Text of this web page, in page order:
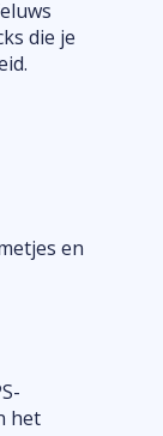
die je
en
het